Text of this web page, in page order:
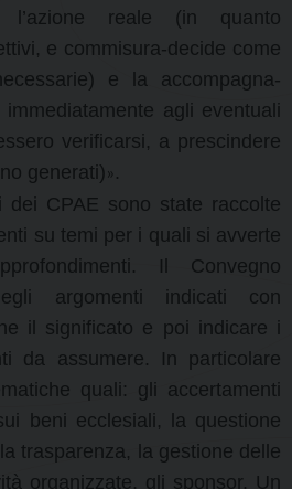
l’azione reale (in quanto
e commisura-decide come
e la accompagna-
agli eventuali
verificarsi, a prescindere
generati)» .
dei CPAE sono state raccolte
su temi per i quali si avverte
Il Convegno
argomenti indicati con
il significato e poi indicare i
da assumere. In particolare
quali: gli accertamenti
beni ecclesiali, la questione
trasparenza, la gestione delle
organizzate, gli sponsor. Un